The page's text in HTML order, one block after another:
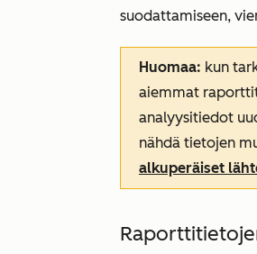
suodattamiseen,
Huomaa: kun
aiemmat
analyysitiedot
nähdä tietojen
alkuperäiset